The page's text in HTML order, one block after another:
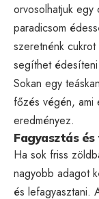
orvosolhatjuk egy
paradicsom
szeretnénk
segíthet
Sokan egy
főzés végén, ami
eredményez.
Fagyasztás
Ha sok friss
nagyobb adagot
és lefagyasztani.